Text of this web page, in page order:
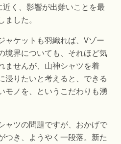
く、影響が出難いことを最
した。
ャケットも羽織れば、Vゾー
境界についても、それほど気
ませんが、山神シャツを着
浸りたいと考えると、できる
モノを、というこだわりも湧
ャツの問題ですが、おかげで
つき、ようやく一段落。新た